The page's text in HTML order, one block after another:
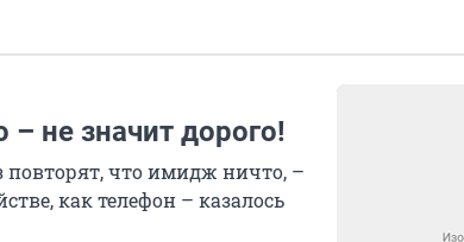
– не значит дорого!
что имидж ничто, –
как телефон – казалось